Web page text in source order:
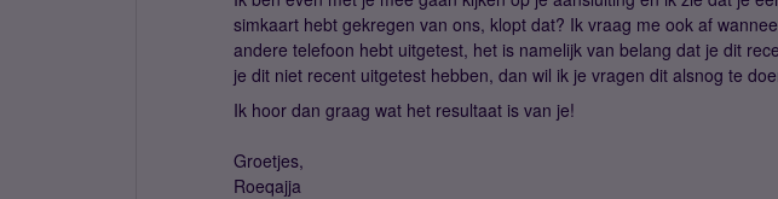
simkaart hebt gekregen van ons, klopt dat? Ik vraag me ook af
andere telefoon hebt uitgetest, het is namelijk van belang dat je dit
je dit niet recent uitgetest hebben, dan wil ik je vragen dit alsnog te
Ik hoor dan graag wat het resultaat is van je!
Groetjes,
Roeqajja